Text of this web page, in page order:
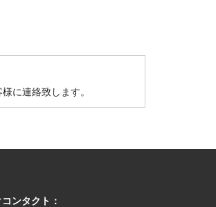
に連絡致します。
ンタクト：